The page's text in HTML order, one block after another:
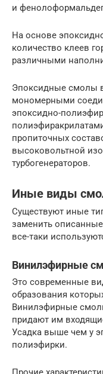
и
На основе
количество клеев
различными
Эпоксидные смолы
мономерными
эпоксидно-
пропиточных
высоковольтной
турбогенераторов.
Иные виды
Существуют иные
заменить
все-таки
Винилэфирные
Это современные
образования
Винилэфирные
придают им
Усадка выше чем у
полиэфирки.